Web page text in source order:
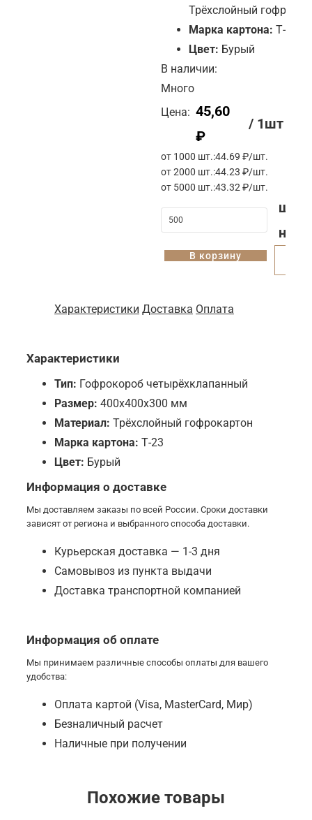
В наличии:
Много
Цена: 45,60
₽
/ 1шт
от 1000 шт.:44.69 ₽/шт.
от 2000 шт.:44.23 ₽/шт.
от 5000 шт.:43.32 ₽/шт.
шт
на
В корзину
Трёхслойный
Марка картона: Т-23
Цвет: Бурый
Характеристики Доставка Оплата
Характеристики
Тип: Гофрокороб четырёхклапанный
Размер: 400х400х300 мм
Материал: Трёхслойный гофрокартон
Марка картона: Т-23
Цвет: Бурый
Информация о доставке
Мы доставляем заказы по всей России. Сроки доставки
зависят от региона и выбранного способа доставки.
Курьерская доставка — 1-3 дня
Самовывоз из пункта выдачи
Доставка транспортной компанией
Информация об оплате
Мы принимаем различные способы оплаты для вашего
удобства:
Оплата картой (Visa, MasterCard, Мир)
Безналичный расчет
Наличные при получении
Похожие товары